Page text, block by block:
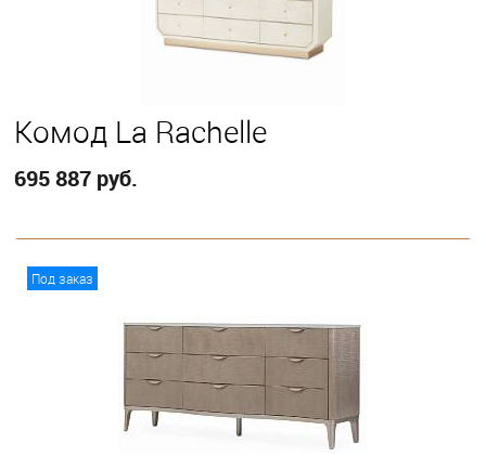
Комод La Rachelle
695 887 руб.
Под заказ